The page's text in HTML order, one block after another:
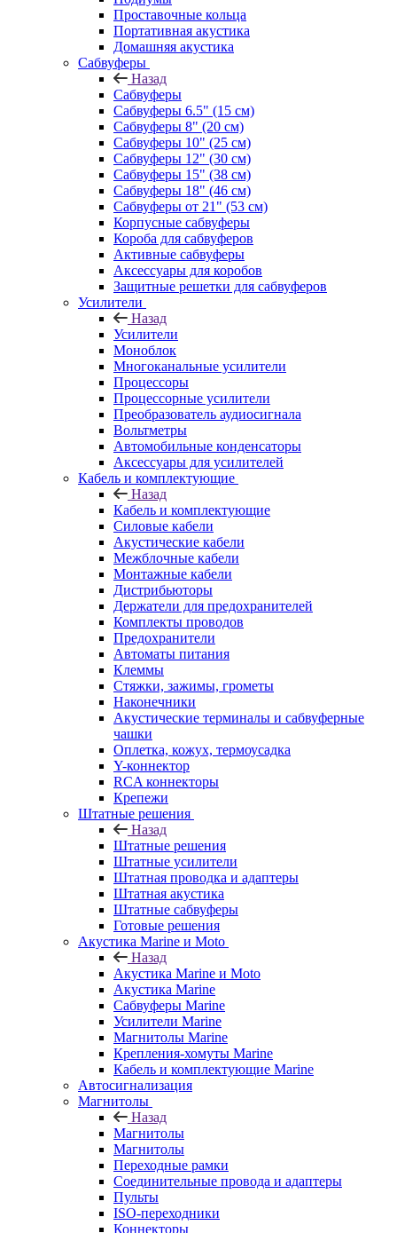
Проставочные кольца
Портативная акустика
Домашняя акустика
Сабвуферы
Назад
Сабвуферы
Сабвуферы 6.5" (15 см)
Сабвуферы 8" (20 см)
Сабвуферы 10" (25 см)
Сабвуферы 12" (30 см)
Сабвуферы 15" (38 см)
Сабвуферы 18" (46 см)
Сабвуферы от 21" (53 см)
Корпусные сабвуферы
Короба для сабвуферов
Активные сабвуферы
Аксессуары для коробов
Защитные решетки для сабвуферов
Усилители
Назад
Усилители
Моноблок
Многоканальные усилители
Процессоры
Процессорные усилители
Преобразователь аудиосигнала
Вольтметры
Автомобильные конденсаторы
Аксессуары для усилителей
Кабель и комплектующие
Назад
Кабель и комплектующие
Силовые кабели
Акустические кабели
Межблочные кабели
Монтажные кабели
Дистрибьюторы
Держатели для предохранителей
Комплекты проводов
Предохранители
Автоматы питания
Клеммы
Стяжки, зажимы, грометы
Наконечники
Акустические терминалы и сабвуферные
чашки
Оплетка, кожух, термоусадка
Y-коннектор
RCA коннекторы
Крепежи
Штатные решения
Назад
Штатные решения
Штатные усилители
Штатная проводка и адаптеры
Штатная акустика
Штатные сабвуферы
Готовые решения
Акустика Marine и Moto
Назад
Акустика Marine и Moto
Акустика Marine
Сабвуферы Marine
Усилители Marine
Магнитолы Marine
Крепления-хомуты Marine
Кабель и комплектующие Marine
Автосигнализация
Магнитолы
Назад
Магнитолы
Магнитолы
Переходные рамки
Соединительные провода и адаптеры
Пульты
ISO-переходники
Коннекторы